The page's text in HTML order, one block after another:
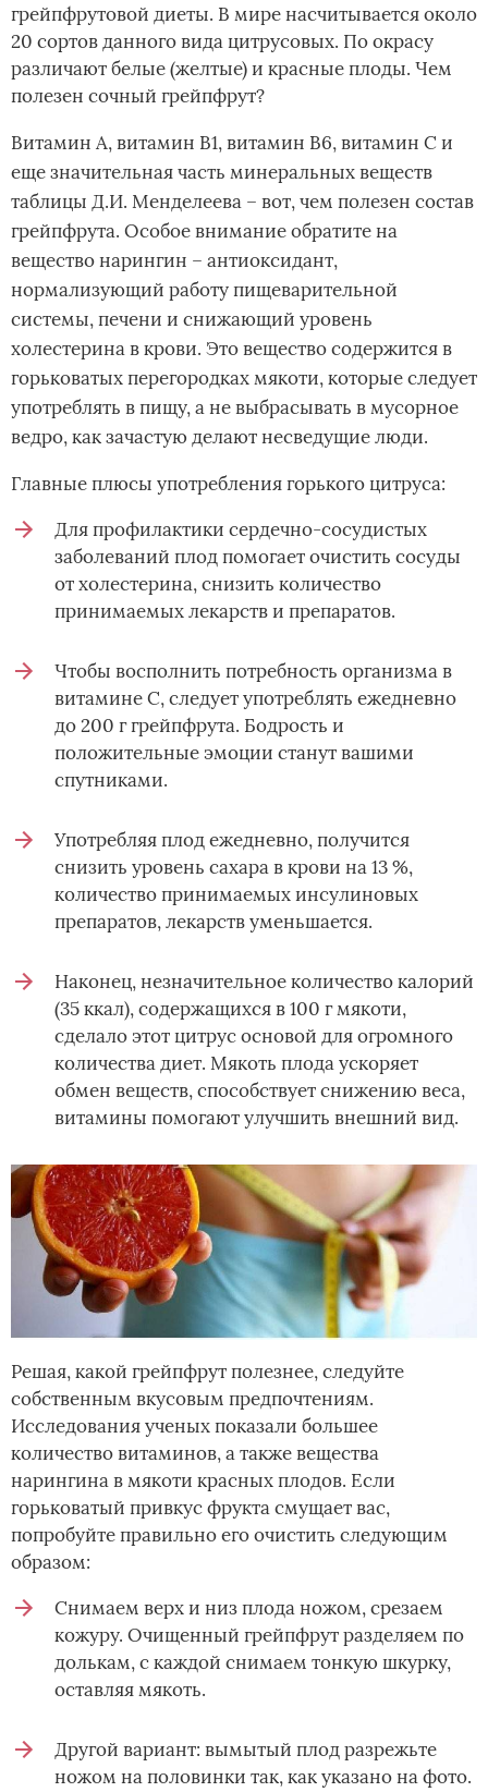
грейпфрутовой диеты. В мире насчитывается около
20 сортов данного вида цитрусовых. По окрасу
различают белые (желтые) и красные плоды. Чем
полезен сочный грейпфрут?
Витамин А, витамин В1, витамин В6, витамин С и
еще значительная часть минеральных веществ
таблицы Д.И. Менделеева – вот, чем полезен состав
грейпфрута. Особое внимание обратите на
вещество нарингин – антиоксидант,
нормализующий работу пищеварительной
системы, печени и снижающий уровень
холестерина в крови. Это вещество содержится в
горьковатых перегородках мякоти, которые следует
употреблять в пищу, а не выбрасывать в мусорное
ведро, как зачастую делают несведущие люди.
Главные плюсы употребления горького цитруса:
Для профилактики сердечно-сосудистых
заболеваний плод помогает очистить сосуды
от холестерина, снизить количество
принимаемых лекарств и препаратов.
Чтобы восполнить потребность организма в
витамине С, следует употреблять ежедневно
до 200 г грейпфрута. Бодрость и
положительные эмоции станут вашими
спутниками.
Употребляя плод ежедневно, получится
снизить уровень сахара в крови на 13 %,
количество принимаемых инсулиновых
препаратов, лекарств уменьшается.
Наконец, незначительное количество калорий
(35 ккал), содержащихся в 100 г мякоти,
сделало этот цитрус основой для огромного
количества диет. Мякоть плода ускоряет
обмен веществ, способствует снижению веса,
витамины помогают улучшить внешний вид.
Решая, какой грейпфрут полезнее, следуйте
собственным вкусовым предпочтениям.
Исследования ученых показали большее
количество витаминов, а также вещества
нарингина в мякоти красных плодов. Если
горьковатый привкус фрукта смущает вас,
попробуйте правильно его очистить следующим
образом:
Снимаем верх и низ плода ножом, срезаем
кожуру. Очищенный грейпфрут разделяем по
долькам, с каждой снимаем тонкую шкурку,
оставляя мякоть.
Другой вариант: вымытый плод разрежьте
ножом на половинки так, как указано на фото.